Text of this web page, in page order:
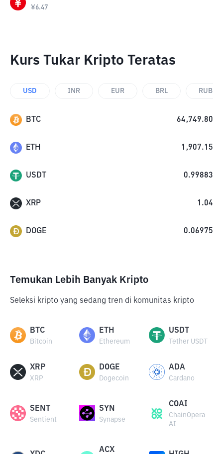
¥6.47
Kurs Tukar Kripto Teratas
USD INR EUR BRL RUB
BTC 64,749.80
ETH 1,907.15
USDT 0.99883
XRP 1.04
DOGE 0.06975
Temukan Lebih Banyak Kripto
Seleksi kripto yang sedang tren di komunitas kripto
BTC
Bitcoin
ETH
Ethereum
USDT
Tether USDT
XRP
XRP
DOGE
Dogecoin
ADA
Cardano
SENT
Sentient
SYN
Synapse
COAI
ChainOpera
AI
ACX